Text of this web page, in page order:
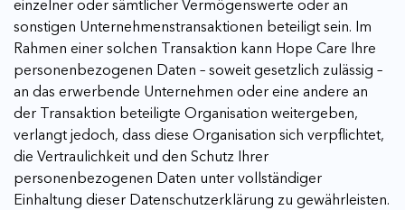
einzelner oder sämtlicher Vermögenswerte oder an
sonstigen Unternehmenstransaktionen beteiligt sein. Im
Rahmen einer solchen Transaktion kann Hope Care Ihre
personenbezogenen Daten – soweit gesetzlich zulässig –
an das erwerbende Unternehmen oder eine andere an
der Transaktion beteiligte Organisation weitergeben,
verlangt jedoch, dass diese Organisation sich verpflichtet,
die Vertraulichkeit und den Schutz Ihrer
personenbezogenen Daten unter vollständiger
Einhaltung dieser Datenschutzerklärung zu gewährleisten.